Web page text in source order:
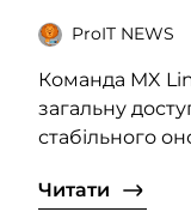
ProIT NEWS
Команда MX
загальну
стабільного
Читати